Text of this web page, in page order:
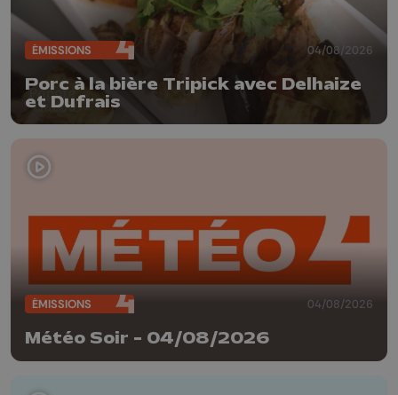
ÉMISSIONS 04/08/2026
Porc à la bière Tripick avec Delhaize
et Dufrais
ÉMISSIONS 04/08/2026
Météo Soir - 04/08/2026